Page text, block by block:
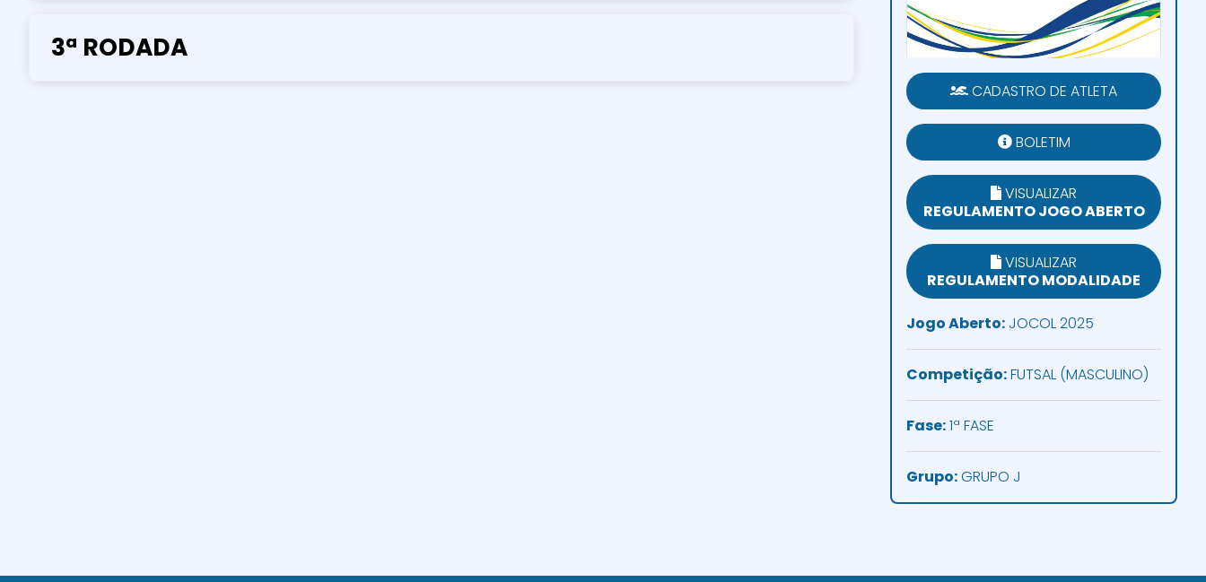
3ª RODADA
CADASTRO DE ATLETA
BOLETIM
VISUALIZAR
REGULAMENTO JOGO ABERTO
VISUALIZAR
REGULAMENTO MODALIDADE
Jogo Aberto: JOCOL 2025
Competição:FUTSAL (MASCULINO)
Fase:1ª FASE
Grupo:GRUPO J